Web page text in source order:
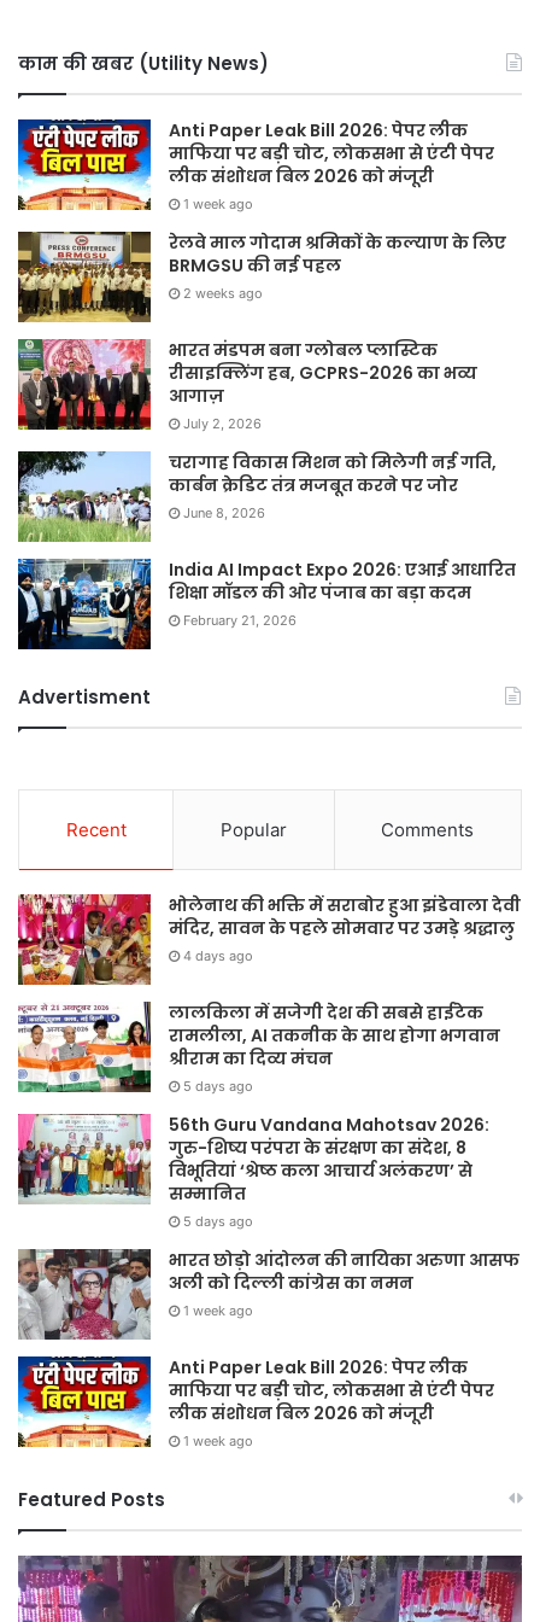
काम की खबर (Utility News)
Anti Paper Leak Bill 2026: पेपर लीक
माफिया पर बड़ी चोट, लोकसभा से एंटी पेपर
लीक संशोधन बिल 2026 को मंजूरी
1 week ago
रेलवे माल गोदाम श्रमिकों के कल्याण के लिए
BRMGSU की नई पहल
2 weeks ago
भारत मंडपम बना ग्लोबल प्लास्टिक
रीसाइक्लिंग हब, GCPRS-2026 का भव्य
आगाज़
July 2, 2026
चरागाह विकास मिशन को मिलेगी नई गति,
कार्बन क्रेडिट तंत्र मजबूत करने पर जोर
June 8, 2026
India AI Impact Expo 2026: एआई आधारित
शिक्षा मॉडल की ओर पंजाब का बड़ा कदम
February 21, 2026
Advertisment
Recent Popular Comments
भोलेनाथ की भक्ति में सराबोर हुआ झंडेवाला देवी
मंदिर, सावन के पहले सोमवार पर उमड़े श्रद्धालु
4 days ago
लालकिला में सजेगी देश की सबसे हाईटेक
रामलीला, AI तकनीक के साथ होगा भगवान
श्रीराम का दिव्य मंचन
5 days ago
56th Guru Vandana Mahotsav 2026:
गुरु-शिष्य परंपरा के संरक्षण का संदेश, 8
विभूतियां ‘श्रेष्ठ कला आचार्य अलंकरण’ से
सम्मानित
5 days ago
भारत छोड़ो आंदोलन की नायिका अरुणा आसफ
अली को दिल्ली कांग्रेस का नमन
1 week ago
Anti Paper Leak Bill 2026: पेपर लीक
माफिया पर बड़ी चोट, लोकसभा से एंटी पेपर
लीक संशोधन बिल 2026 को मंजूरी
1 week ago
Featured Posts
Sawan
2026:
गुरु
हर